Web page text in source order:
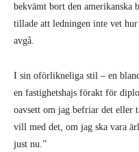
bekvämt bort den amerikanska
tillade att ledningen inte vet hur
avgå.
I sin oförlikneliga stil – en
en fastighetshajs förakt för
oavsett om jag befriar det eller
vill med det, om jag ska vara
just nu.”